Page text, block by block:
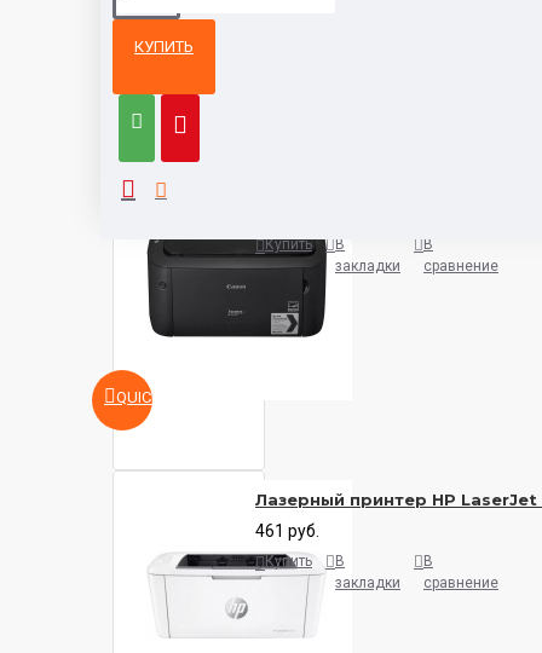
КУПИТЬ
категории
QUICKVIEW
Купить
В
закладки
В
сравнение
Лазерный принтер HP LaserJet
461 руб.
Купить
В
закладки
В
сравнение